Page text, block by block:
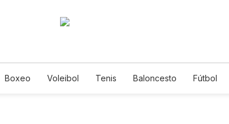
Boxeo Voleibol Tenis Baloncesto Fútbol